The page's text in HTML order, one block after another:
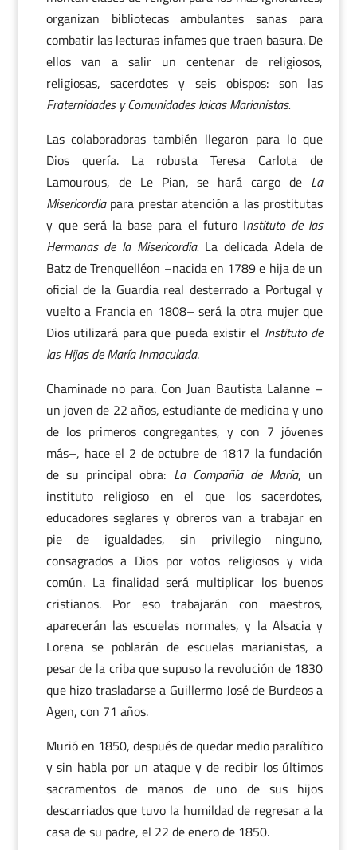
organizan bibliotecas ambulantes sanas para
combatir las lecturas infames que traen basura. De
ellos van a salir un centenar de religiosos,
religiosas, sacerdotes y seis obispos: son las
Fraternidades y Comunidades laicas Marianistas.
Las colaboradoras también llegaron para lo que
Dios quería. La robusta Teresa Carlota de
Lamourous, de Le Pian, se hará cargo de La
Misericordia para prestar atención a las prostitutas
y que será la base para el futuro Instituto de las
Hermanas de la Misericordia.La delicada Adela de
Batz de Trenquelléon –nacida en 1789 e hija de un
oficial de la Guardia real desterrado a Portugal y
vuelto a Francia en 1808– será la otra mujer que
Dios utilizará para que pueda existir el Instituto de
las Hijas de María Inmaculada.
Chaminade no para. Con Juan Bautista Lalanne –
un joven de 22 años, estudiante de medicina y uno
de los primeros congregantes, y con 7 jóvenes
más–, hace el 2 de octubre de 1817 la fundación
de su principal obra: La Compañía de María, un
instituto religioso en el que los sacerdotes,
educadores seglares y obreros van a trabajar en
pie de igualdades, sin privilegio ninguno,
consagrados a Dios por votos religiosos y vida
común. La finalidad será multiplicar los buenos
cristianos. Por eso trabajarán con maestros,
aparecerán las escuelas normales, y la Alsacia y
Lorena se poblarán de escuelas marianistas, a
pesar de la criba que supuso la revolución de 1830
que hizo trasladarse a Guillermo José de Burdeos a
Agen, con 71 años.
Murió en 1850, después de quedar medio paralítico
y sin habla por un ataque y de recibir los últimos
sacramentos de manos de uno de sus hijos
descarriados que tuvo la humildad de regresar a la
casa de su padre, el 22 de enero de 1850.